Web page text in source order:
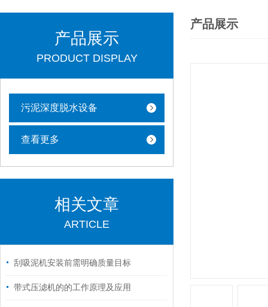
产品展示
PRODUCT DISPLAY
污泥深度脱水设备
查看更多
相关文章
ARTICLE
刮吸泥机安装前需明确质量目标
带式压滤机的的工作原理及应用
产品展示